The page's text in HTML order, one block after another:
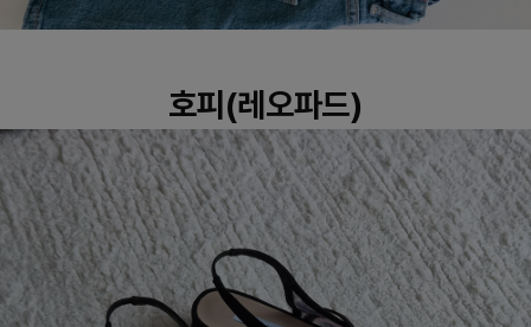
호피(레오파드)